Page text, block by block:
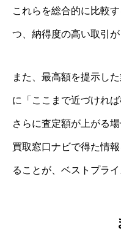
これらを総合的に比較
つ、納得度の高い取引が
また、最高額を提示し
に「ここまで近づけれ
さらに査定額が上がる場
買取窓口ナビで得た情
ることが、ベストプラ